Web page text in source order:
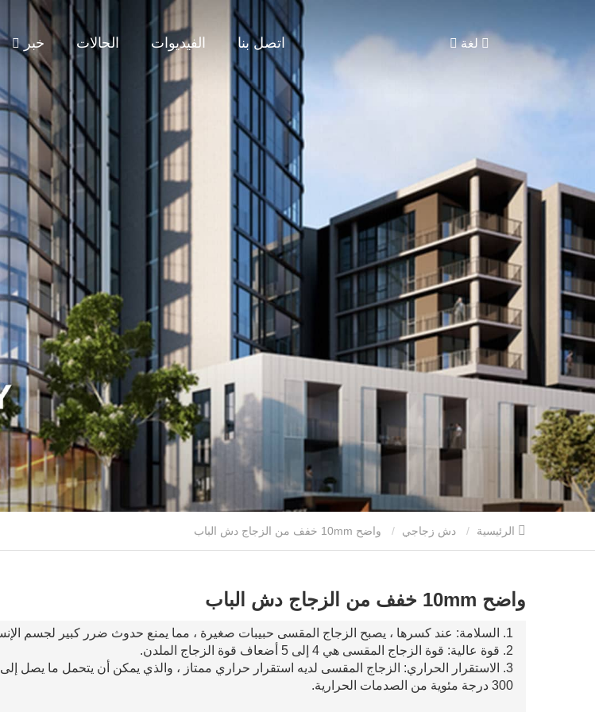
خبر الحالات الفيديوات اتصل بنا لغة
دش زجاجي
واضح 10mm خفف من الزجاج دش الباب
1. السلامة: عند كسرها ، يصبح الزجاج المقسى حبيبات صغيرة ، مما يمنع حدوث ضرر كبير لجسم الإنسان.
2. قوة عالية: قوة الزجاج المقسى هي 4 إلى 5 أضعاف قوة الزجاج الملدن.
3. الاستقرار الحراري: الزجاج المقسى لديه استقرار حراري ممتاز ، والذي يمكن أن يتحمل ما يصل إلى
300 درجة مئوية من الصدمات الحرارية.